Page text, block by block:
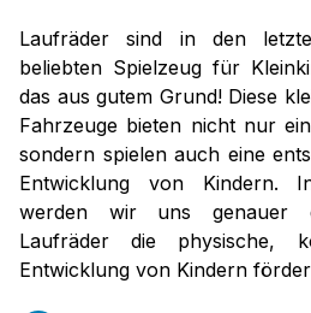
Laufräder sind in den
beliebten Spielzeug für
das aus gutem Grund! Diese
Fahrzeuge bieten nicht nur
sondern spielen auch eine
Entwicklung von Kindern.
werden wir uns genauer
Laufräder die physische,
Entwicklung von Kindern